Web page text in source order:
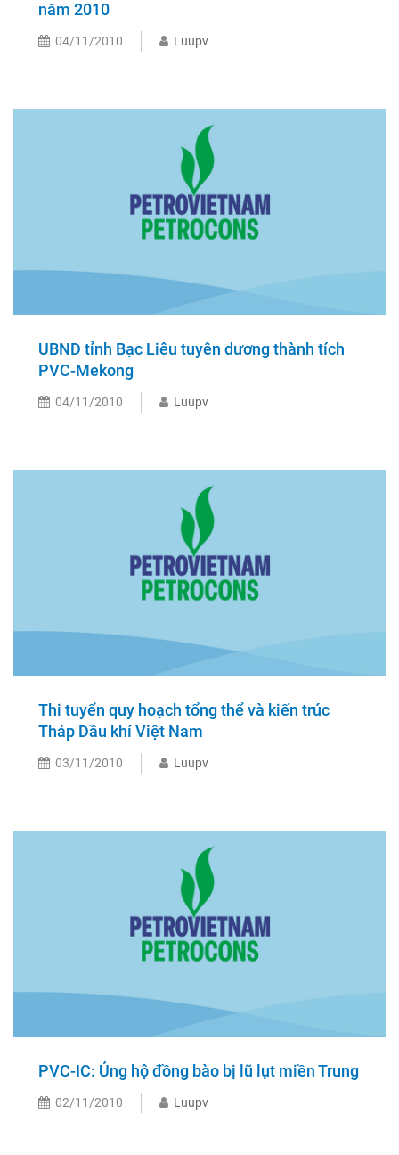
năm 2010
04/11/2010 Luupv
UBND tỉnh Bạc Liêu tuyên dương thành tích
PVC-Mekong
04/11/2010 Luupv
Thi tuyển quy hoạch tổng thể và kiến trúc
Tháp Dầu khí Việt Nam
03/11/2010 Luupv
PVC-IC: Ủng hộ đồng bào bị lũ lụt miền Trung
02/11/2010 Luupv